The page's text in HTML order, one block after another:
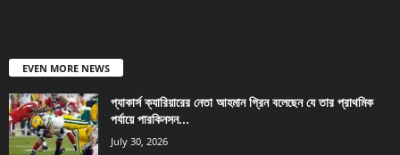
EVEN MORE NEWS
প্যাকার্স ক্যারিয়ারের নেতা আহমান গ্রিন বলেছেন যে তার প্রাথমিক
পর্যায়ে পারকিনসন...
July 30, 2026